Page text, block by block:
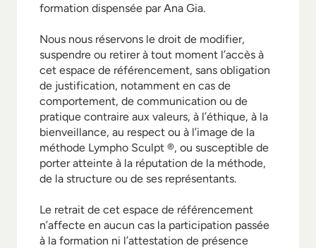
formation dispensée par Ana Gia.
Nous nous réservons le droit de modifier,
suspendre ou retirer à tout moment l’accès à
cet espace de référencement, sans obligation
de justification, notamment en cas de
comportement, de communication ou de
pratique contraire aux valeurs, à l’éthique, à la
bienveillance, au respect ou à l’image de la
méthode Lympho Sculpt ®️, ou susceptible de
porter atteinte à la réputation de la méthode,
de la structure ou de ses représentants.
Le retrait de cet espace de référencement
n’affecte en aucun cas la participation passée
à la formation ni l’attestation de présence